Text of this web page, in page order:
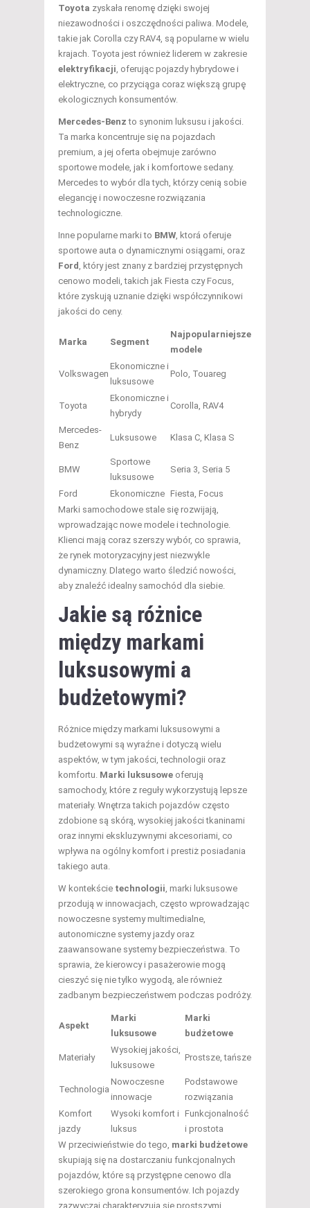
Toyota zyskała renomę dzięki swojej
niezawodności i oszczędności paliwa. Modele,
takie jak Corolla czy RAV4, są popularne w wielu
krajach. Toyota jest również liderem w zakresie
elektryfikacji, oferując pojazdy hybrydowe i
elektryczne, co przyciąga coraz większą grupę
ekologicznych konsumentów.
Mercedes-Benz to synonim luksusu i jakości.
Ta marka koncentruje się na pojazdach
premium, a jej oferta obejmuje zarówno
sportowe modele, jak i komfortowe sedany.
Mercedes to wybór dla tych, którzy cenią sobie
elegancję i nowoczesne rozwiązania
technologiczne.
Inne popularne marki to BMW, ktorá oferuje
sportowe auta o dynamicznymi osiągami, oraz
Ford, który jest znany z bardziej przystępnych
cenowo modeli, takich jak Fiesta czy Focus,
które zyskują uznanie dzięki współczynnikowi
jakości do ceny.
Marka Segment
Najpopularniejsze
modele
Volkswagen
Ekonomiczne i
luksusowe
Polo, Touareg
Toyota
Ekonomiczne i
hybrydy
Corolla, RAV4
Mercedes-
Benz
Luksusowe Klasa C, Klasa S
BMW
Sportowe
luksusowe
Seria 3, Seria 5
Ford Ekonomiczne Fiesta, Focus
Marki samochodowe stale się rozwijają,
wprowadzając nowe modele i technologie.
Klienci mają coraz szerszy wybór, co sprawia,
że rynek motoryzacyjny jest niezwykle
dynamiczny. Dlatego warto śledzić nowości,
aby znaleźć idealny samochód dla siebie.
Jakie są różnice
między markami
luksusowymi a
budżetowymi?
Różnice między markami luksusowymi a
budżetowymi są wyraźne i dotyczą wielu
aspektów, w tym jakości, technologii oraz
komfortu. Marki luksusowe oferują
samochody, które z reguły wykorzystują lepsze
materiały. Wnętrza takich pojazdów często
zdobione są skórą, wysokiej jakości tkaninami
oraz innymi ekskluzywnymi akcesoriami, co
wpływa na ogólny komfort i prestiż posiadania
takiego auta.
W kontekście technologii, marki luksusowe
przodują w innowacjach, często wprowadzając
nowoczesne systemy multimedialne,
autonomiczne systemy jazdy oraz
zaawansowane systemy bezpieczeństwa. To
sprawia, że kierowcy i pasażerowie mogą
cieszyć się nie tylko wygodą, ale również
zadbanym bezpieczeństwem podczas podróży.
Aspekt
Marki
luksusowe
Marki
budżetowe
Materiały
Wysokiej jakości,
luksusowe
Prostsze, tańsze
Technologia
Nowoczesne
innowacje
Podstawowe
rozwiązania
Komfort
jazdy
Wysoki komfort i
luksus
Funkcjonalność
i prostota
W przeciwieństwie do tego, marki budżetowe
skupiają się na dostarczaniu funkcjonalnych
pojazdów, które są przystępne cenowo dla
szerokiego grona konsumentów. Ich pojazdy
zazwyczaj charakteryzują się prostszymi